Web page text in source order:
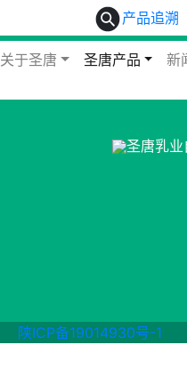
产品追溯
关于圣唐 圣唐产品 新
圣唐乳
陕ICP备19014930号-1